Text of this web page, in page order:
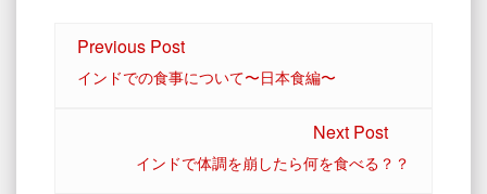
Previous Post
インドでの食事について〜日本食編〜
Next Post
インドで体調を崩したら何を食べる？？